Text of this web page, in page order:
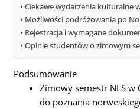
Ciekawe wydarzenia kulturalne
Możliwości podróżowania po
Rejestracja i wymagane
Opinie studentów o zimowym
Podsumowanie
Zimowy semestr NLS w
do poznania